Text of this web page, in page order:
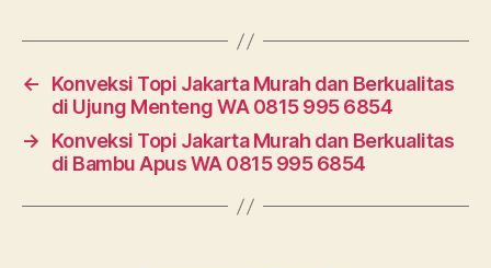
←
Konveksi Topi Jakarta Murah dan Berkualitas
di Ujung Menteng WA 0815 995 6854
→
Konveksi Topi Jakarta Murah dan Berkualitas
di Bambu Apus WA 0815 995 6854